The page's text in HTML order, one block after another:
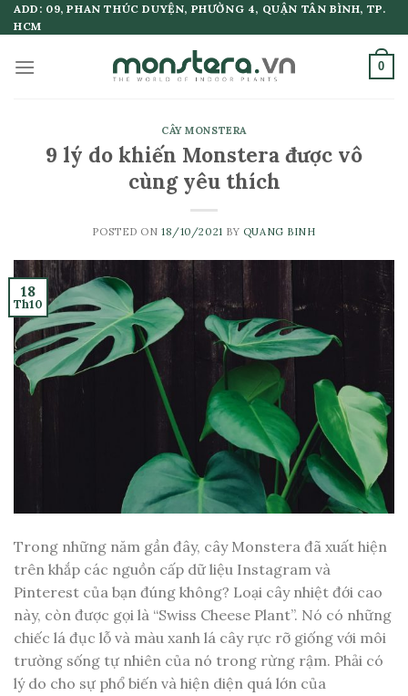
Skip
to
ADD: 09, PHAN THÚC DUYỆN, PHƯỜNG 4, QUẬN TÂN BÌNH, TP.
HCM
0
CÂY MONSTERA
9 lý do khiến Monstera được vô
cùng yêu thích
POSTED ON18/10/2021 BY QUANG BINH
18
Th10
Trong những năm gần đây, cây Monstera đã xuất hiện
trên khắp các nguồn cấp dữ liệu Instagram và
Pinterest của bạn đúng không? Loại cây nhiệt đới cao
này, còn được gọi là “Swiss Cheese Plant”. Nó có những
chiếc lá đục lỗ và màu xanh lá cây rực rỡ giống với môi
trường sống tự nhiên của nó trong rừng rậm. Phải có
lý do cho sự phổ biến và hiện diện quá lớn của